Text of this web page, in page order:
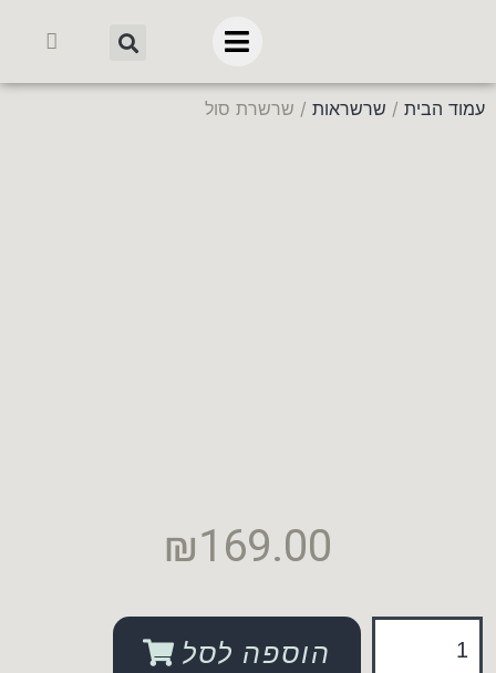
עמוד הבית / שרשראות / שרשרת סול
₪169.00
הוספה לסל